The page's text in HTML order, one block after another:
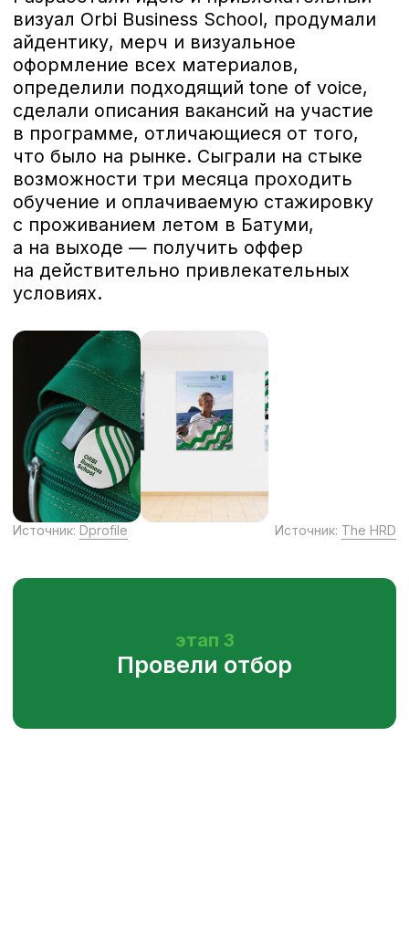
Прокачали компетенции учеников
Обучение проводили сотрудники
компании и приглашенные
тренеры.
Подчеркнули ценность участия
Все подчеркивало статус
участников: отдельно выделенные
брендированные в айдентике
программы помещения
для занятий, новые корпоративные
макбуки, учебные материалы
и фирменный мерч.
Собрали участников в одной
локации
в разгар сезона и включала
как теорию, так и практику
продаж.
Мотивировали показывать лучшие
результаты
Каждые две недели проходила
аттестация, от которой зависело
дальнейшее участие в программе.
Это позволило удерживать
высокий уровень вовлеченности
и способствовало хорошим
результатам программы.
Программа длилась три месяца.
Уже с первого месяца участники
начали участвовать в продажах,
к концу проекта — вели клиентов
за третий — зависела